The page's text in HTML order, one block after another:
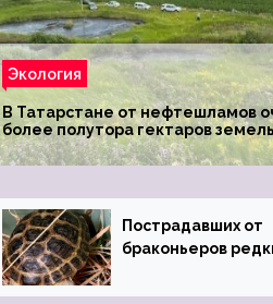
Экология
В Татарстане от нефтешламов
более полутора гектаров земель
Пострадавших от
браконьеров
Ростовский